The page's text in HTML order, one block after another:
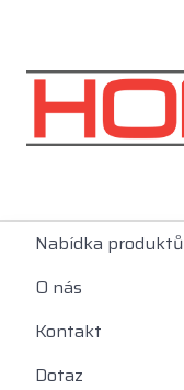
Nabídka produktů
O nás
Kontakt
Dotaz